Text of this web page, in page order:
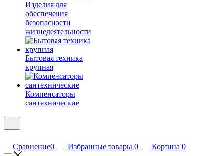
Изделия для
обеспечения
безопасности
жизнедеятельности
Бытовая техника
крупная
Компенсаторы
сантехнические
Сравнение0 Избранные товары 0 Корзина 0